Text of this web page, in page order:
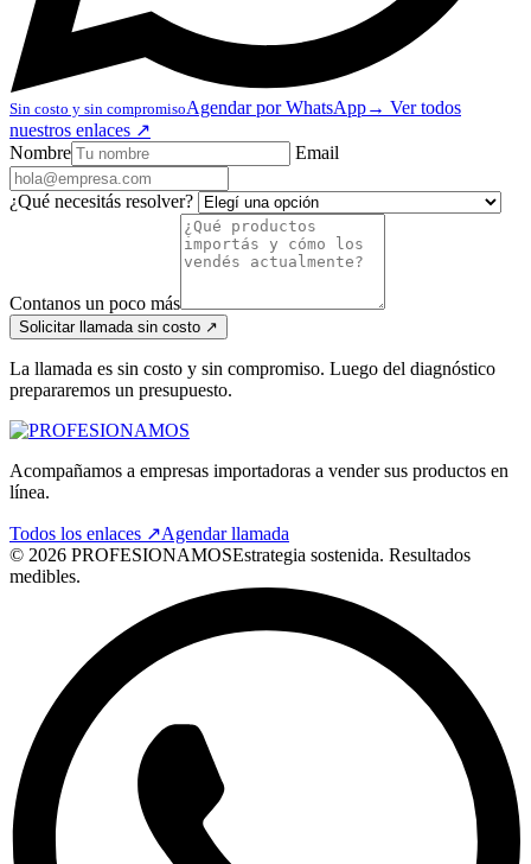
Sin costo y sin compromisoAgendar por WhatsApp→ Ver todos
nuestros enlaces ↗
Nombre
Email
¿Qué necesitás resolver?
Contanos un poco más
Solicitar llamada sin costo ↗
La llamada es sin costo y sin compromiso. Luego del diagnóstico
prepararemos un presupuesto.
Acompañamos a empresas importadoras a vender sus productos en
línea.
Todos los enlaces ↗Agendar llamada
© 2026 PROFESIONAMOSEstrategia sostenida. Resultados
medibles.